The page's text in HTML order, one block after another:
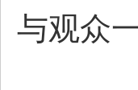
与观众